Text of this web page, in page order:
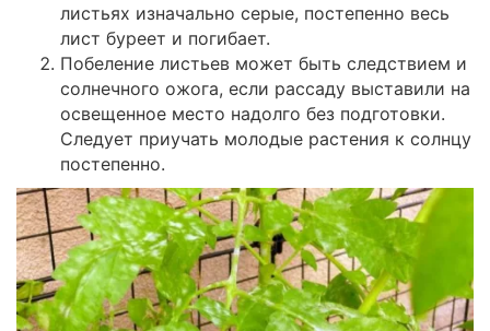
листьях изначально серые, постепенно весь
лист буреет и погибает.
Побеление листьев может быть следствием и
солнечного ожога, если рассаду выставили на
освещенное место надолго без подготовки.
Следует приучать молодые растения к солнцу
постепенно.